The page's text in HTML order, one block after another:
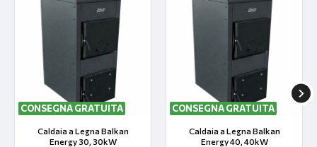
CONSEGNA GRATUITA
Caldaia a Legna Balkan
Energy 30, 30kW
CONSEGNA GRATUITA
Caldaia a Legna Balkan
Energy 40, 40kW